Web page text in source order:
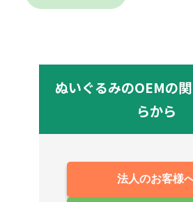
ぬいぐるみのOEMの
らから
法人のお客様